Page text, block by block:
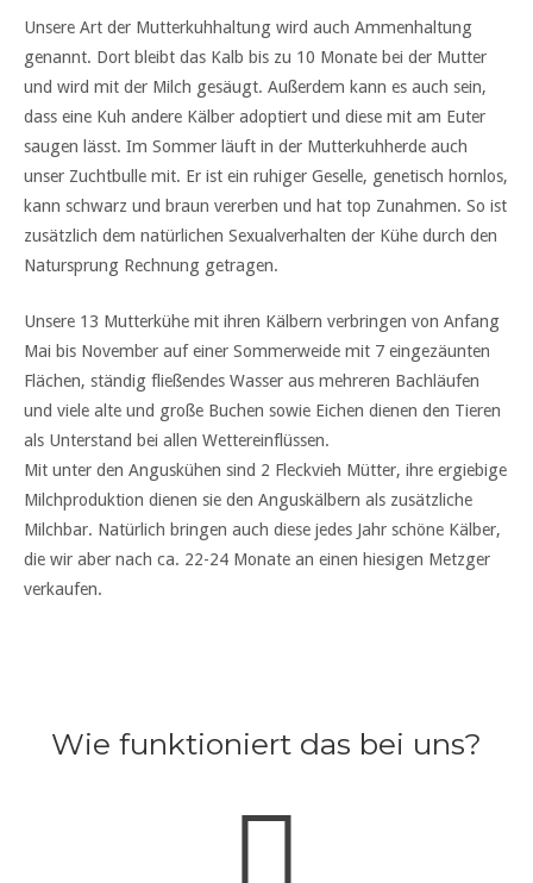
Unsere Art der Mutterkuhhaltung wird auch Ammenhaltung
genannt. Dort bleibt das Kalb bis zu 10 Monate bei der Mutter
und wird mit der Milch gesäugt. Außerdem kann es auch sein,
dass eine Kuh andere Kälber adoptiert und diese mit am Euter
saugen lässt. Im Sommer läuft in der Mutterkuhherde auch
unser Zuchtbulle mit. Er ist ein ruhiger Geselle, genetisch hornlos,
kann schwarz und braun vererben und hat top Zunahmen. So ist
zusätzlich dem natürlichen Sexualverhalten der Kühe durch den
Natursprung Rechnung getragen.
Unsere 13 Mutterkühe mit ihren Kälbern verbringen von Anfang
Mai bis November auf einer Sommerweide mit 7 eingezäunten
Flächen, ständig fließendes Wasser aus mehreren Bachläufen
und viele alte und große Buchen sowie Eichen dienen den Tieren
als Unterstand bei allen Wettereinflüssen.
Mit unter den Anguskühen sind 2 Fleckvieh Mütter, ihre ergiebige
Milchproduktion dienen sie den Anguskälbern als zusätzliche
Milchbar. Natürlich bringen auch diese jedes Jahr schöne Kälber,
die wir aber nach ca. 22-24 Monate an einen hiesigen Metzger
verkaufen.
Wie funktioniert das bei uns?